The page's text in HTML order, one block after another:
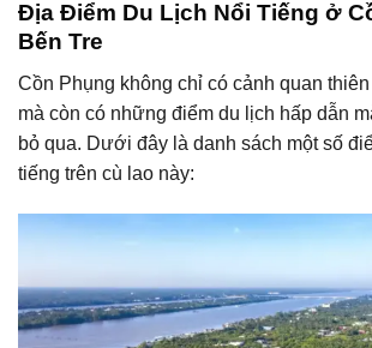
Địa Điểm Du Lịch Nổi Tiếng ở
Bến Tre
Cồn Phụng không chỉ có cảnh quan
mà còn có những điểm du lịch hấp dẫn
bỏ qua. Dưới đây là danh sách một số
tiếng trên cù lao này: